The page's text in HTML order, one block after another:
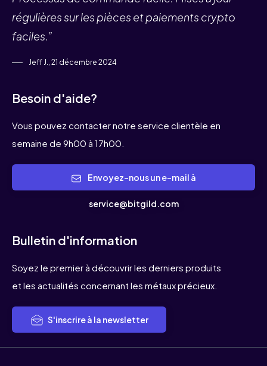
régulières sur les pièces et paiements crypto
faciles.”
Jeff J., 21 décembre 2024
Besoin d'aide?
Vous pouvez contacter notre service clientèle en
semaine de 9h00 à 17h00.
service@bitgild.com
Bulletin d'information
Soyez le premier à découvrir les derniers produits
et les actualités concernant les métaux précieux.
S'inscrire à la newsletter